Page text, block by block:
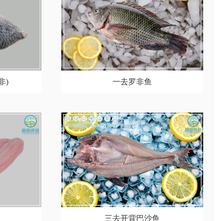
) 一去罗非鱼
三去开背巴沙鱼